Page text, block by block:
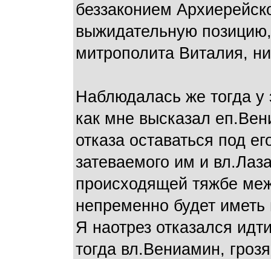
беззаконием
выжидательную
митрополита Виталия,
Наблюдалась же тогда у
как мне высказал
отказа оставаться под
затеваемого им и
происходящей тяжбе
непременно будет
Я наотрез отказался
тогда вл.Вениамин,